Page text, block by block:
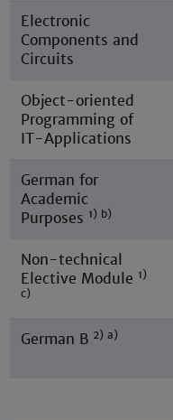
Electronic
Components and
Circuits
Object-oriented
Programming of
IT-Applications
German for
Academic
Purposes 1) b)
Non-technical
Elective Module 1)
c)
German B 2) a)